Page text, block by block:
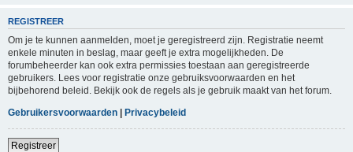
REGISTREER
Om je te kunnen aanmelden, moet je geregistreerd zijn. Registratie neemt
enkele minuten in beslag, maar geeft je extra mogelijkheden. De
forumbeheerder kan ook extra permissies toestaan aan geregistreerde
gebruikers. Lees voor registratie onze gebruiksvoorwaarden en het
bijbehorend beleid. Bekijk ook de regels als je gebruik maakt van het forum.
Gebruikersvoorwaarden | Privacybeleid
Registreer